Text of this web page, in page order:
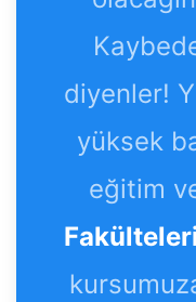
diyenler!
yüksek
eğitim